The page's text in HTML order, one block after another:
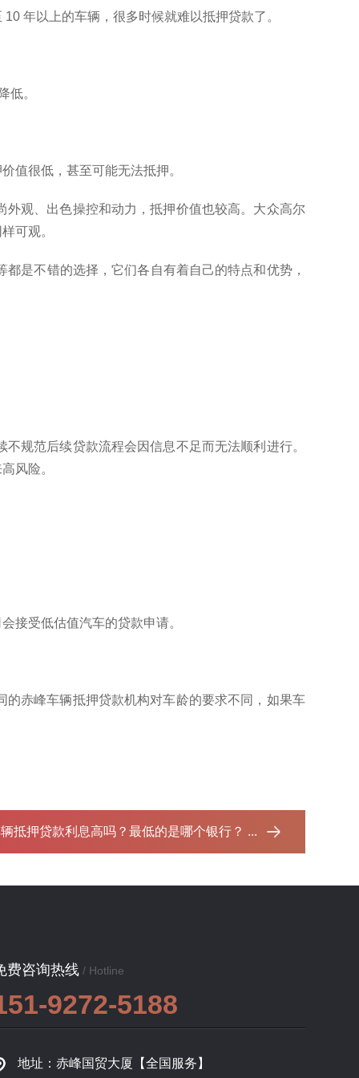
年以上的车辆，很多时候就难以抵押贷款了。
低。
值很低，甚至可能无法抵押。
观、出色操控和动力，抵押价值也较高。大众高尔
可观。
是不错的选择，它们各自有着自己的特点和优势，
规范后续贷款流程会因信息不足而无法顺利进行。
风险。
接受低估值汽车的贷款申请。
赤峰车辆抵押贷款机构对车龄的要求不同，如果车
抵押贷款利息高吗？最低的是哪个银行？ ...‌
费咨询热线 / Hotline
9272-5188
地址：赤峰国贸大厦【全国服务】